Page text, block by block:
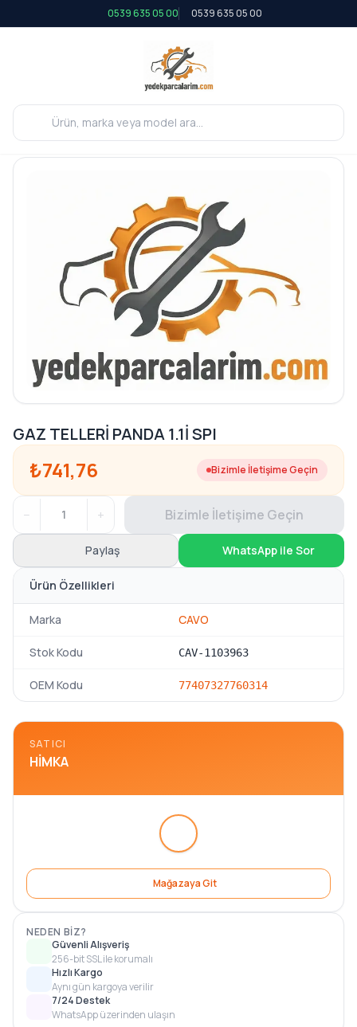
0539 635 05 00 0539 635 05 00
GAZ TELLERİ PANDA 1.1İ SPI
₺741,76 Bizimle İletişime Geçin
− + Bizimle İletişime Geçin
Paylaş WhatsApp ile Sor
Ürün Özellikleri
Marka CAVO
Stok Kodu CAV-1103963
OEM Kodu 77407327760314
SATICI
HIMKA
Mağazaya Git
NEDEN BIZ?
Güvenli Alışveriş
256-bit SSL ile korumalı
Hızlı Kargo
Aynı gün kargoya verilir
7/24 Destek
WhatsApp üzerinden ulaşın